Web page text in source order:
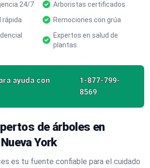
24/7
Arboristas certificados
rápida
Remociones con grúa
Expertos en salud de
plantas
ayuda con
1-877-799-
8569
de árboles en
York
es tu fuente confiable para el cuidado